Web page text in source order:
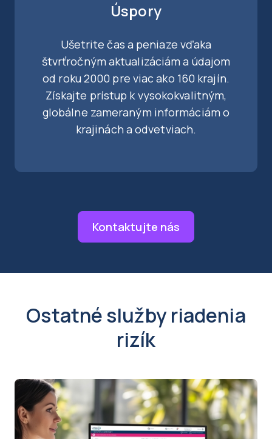
Úspory
Ušetrite čas a peniaze vďaka
štvrťročným aktualizáciám a údajom
od roku 2000 pre viac ako 160 krajín.
Získajte prístup k vysokokvalitným,
globálne zameraným informáciám o
krajinách a odvetviach.
Kontaktujte nás
Ostatné služby riadenia
rizík